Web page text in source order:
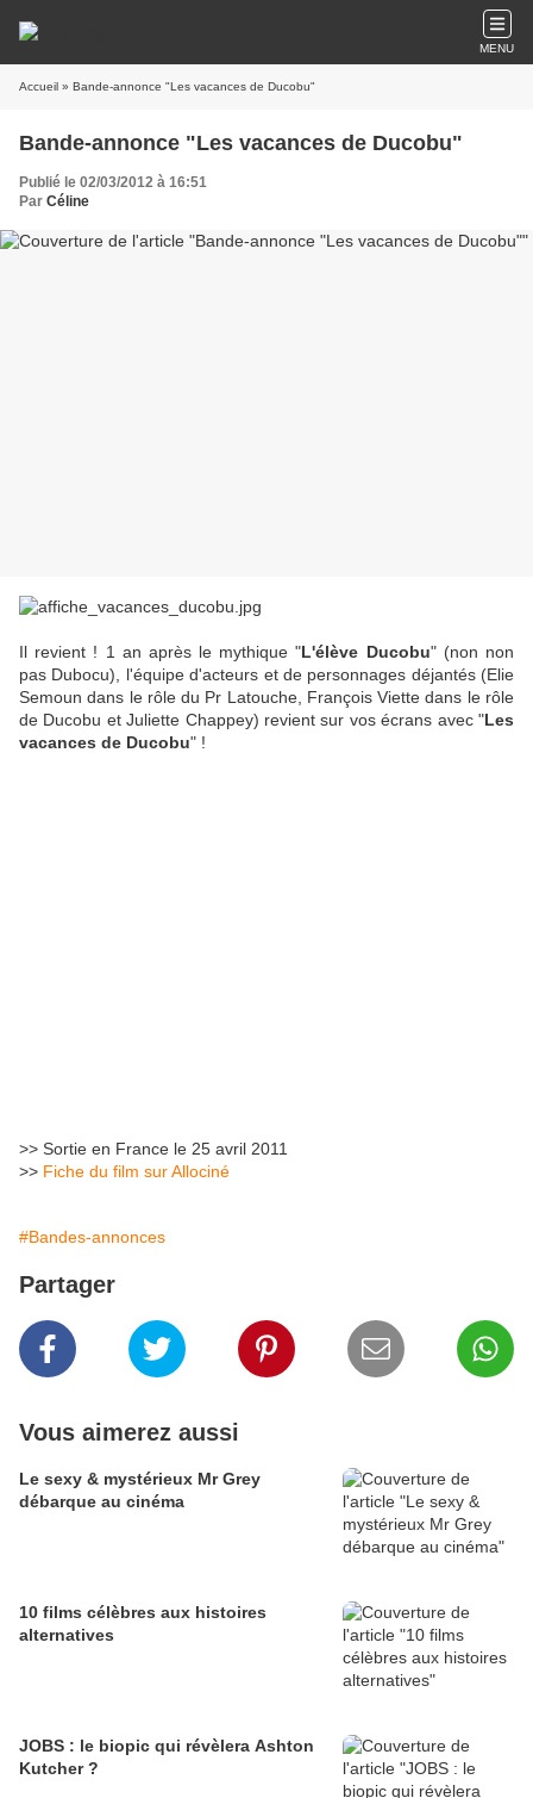
MENU
Accueil » Bande-annonce "Les vacances de Ducobu"
Bande-annonce "Les vacances de Ducobu"
Publié le 02/03/2012 à 16:51
Par Céline
Il revient ! 1 an après le mythique "L'élève Ducobu" (non non
pas Dubocu), l'équipe d'acteurs et de personnages déjantés (Elie
Semoun dans le rôle du Pr Latouche, François Viette dans le rôle
de Ducobu et Juliette Chappey) revient sur vos écrans avec "Les
vacances de Ducobu" !
>> Sortie en France le 25 avril 2011
>> Fiche du film sur Allociné
#Bandes-annonces
Partager
Vous aimerez aussi
Le sexy & mystérieux Mr Grey
débarque au cinéma
10 films célèbres aux histoires
alternatives
JOBS : le biopic qui révèlera Ashton
Kutcher ?